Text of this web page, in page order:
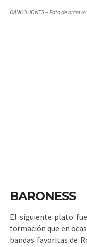
DANKO JONES – Foto de archivo
BARONESS
El siguiente plato
formación que en
bandas favoritas de